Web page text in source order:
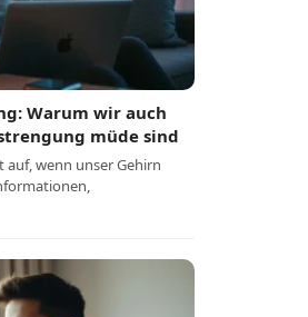
Warum wir auch
müde sind
wenn unser Gehirn